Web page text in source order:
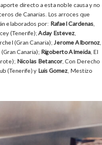
directo a esta noble causa y no
de Canarias. Los arroces que
elaborados por: Rafael Cárdenas
(Tenerife);Aday Estévez
(Gran Canaria); Jerome Albornoz
Canaria); Rigoberto Almeida, El
Nicolás Betancor, Con Derecho
(Tenerife) y Luis Gómez , Mestizo